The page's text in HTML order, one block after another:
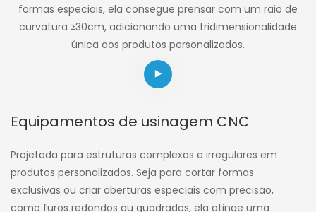
formas especiais, ela consegue prensar com um raio de
curvatura ≥30cm, adicionando uma tridimensionalidade
única aos produtos personalizados.
Equipamentos de usinagem CNC
Projetada para estruturas complexas e irregulares em
produtos personalizados. Seja para cortar formas
exclusivas ou criar aberturas especiais com precisão,
como furos redondos ou quadrados, ela atinge uma